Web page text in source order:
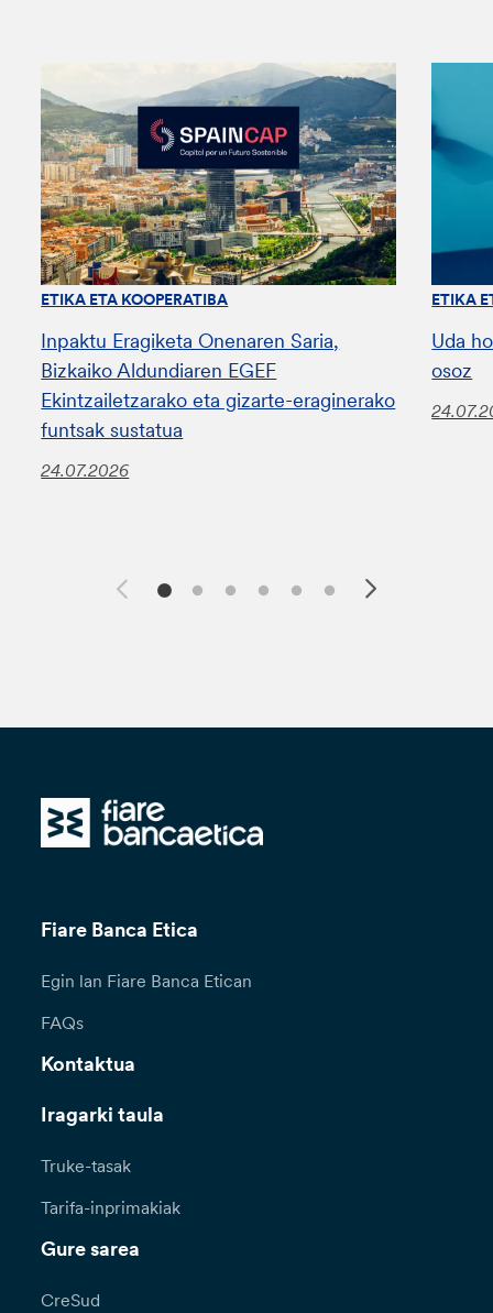
ETIKA ETA KOOPERATIBA
Inpaktu Eragiketa Onenaren Saria,
Bizkaiko Aldundiaren EGEF
Ekintzailetzarako eta gizarte-eraginerako
funtsak sustatua
24.07.2026
ETIKA
Uda
osoz
Fiare Banca Etica
Egin lan Fiare Banca Etican
FAQs
Kontaktua
Iragarki taula
Truke-tasak
Tarifa-inprimakiak
Gure sarea
CreSud